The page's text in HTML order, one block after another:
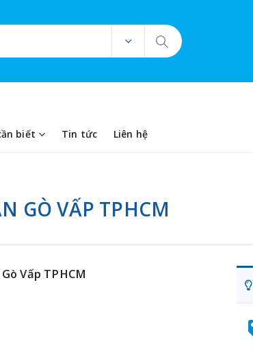
biết Tin tức Liên hệ
GÒ VẤP TPHCM
Vấp TPHCM